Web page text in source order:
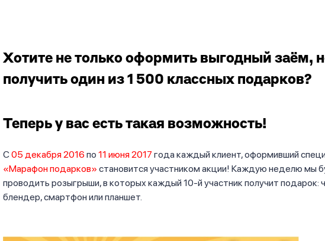
Хотите не только оформить выгодный заём,
получить один из 1 500 классных подарков?
Теперь у вас есть такая возможность!
С05 декабря 2016 по 11 июня 2017 года каждый клиент, оформивший
«Марафон подарков» становится участником акции! Каждую неделю мы
проводить розыгрыши, в которых каждый 10-й участник получит подарок:
блендер, смартфон или планшет.